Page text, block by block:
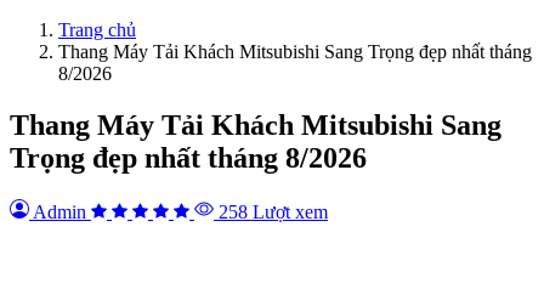
Trang chủ
Thang Máy Tải Khách Mitsubishi Sang Trọng đẹp nhất tháng
8/2026
Thang Máy Tải Khách Mitsubishi Sang
Trọng đẹp nhất tháng 8/2026
Admin 258 Lượt xem